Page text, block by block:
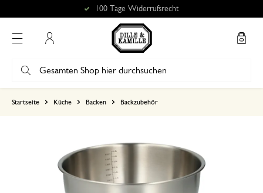
100 Tage Widerrufsrecht
Startseite Küche Backen Backzubehör